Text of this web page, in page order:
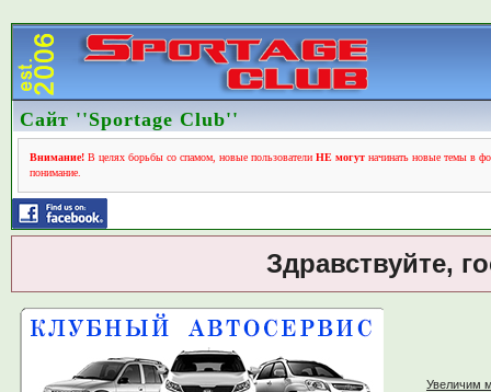
Сайт ''Sportage Club''
Внимание!В целях борьбы со спамом, новые пользователи НЕ могутначинать новые темы в
понимание.
Здравствуйте,
Увеличим